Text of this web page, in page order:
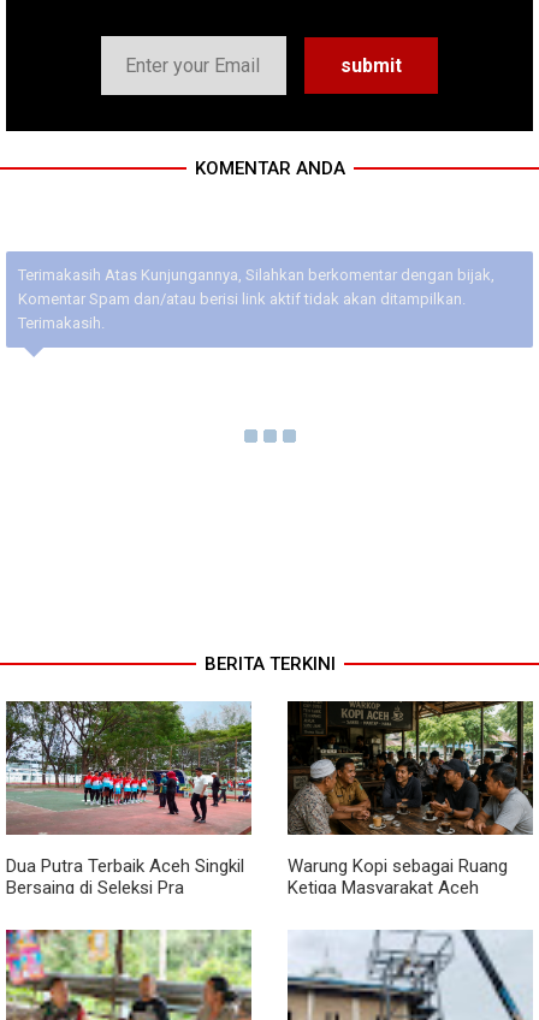
KOMENTAR ANDA
Terimakasih Atas Kunjungannya, Silahkan berkomentar dengan bijak,
Komentar Spam dan/atau berisi link aktif tidak akan ditampilkan.
Terimakasih.
BERITA TERKINI
Dua Putra Terbaik Aceh Singkil
Bersaing di Seleksi Pra
Warung Kopi sebagai Ruang
Ketiga Masyarakat Aceh